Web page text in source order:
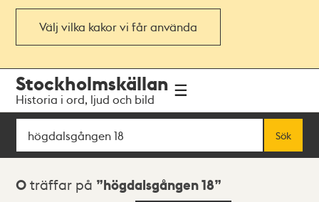
Välj vilka kakor vi får använda
navigationen
huvudinnehållet
Stockholmskällan
Historia i ord, ljud och bild
Sök
Sök
Sökresultat
0 träffar på högdalsgången 18